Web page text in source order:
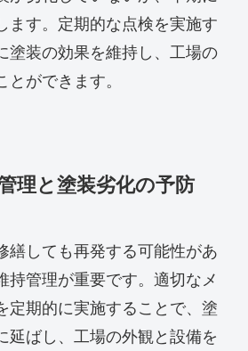
ます。定期的な点検を実施す
塗装の効果を維持し、工場の
ができます。
理と塗装劣化の予防
繕しても再発する可能性があ
持管理が重要です。適切なメ
定期的に実施することで、塗
延ばし、工場の外観と設備を